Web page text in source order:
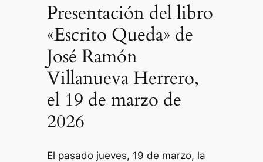
Presentación del libro
«Escrito Queda» de
José Ramón
Villanueva Herrero,
el 19 de marzo de
2026
El pasado jueves, 19 de marzo, la